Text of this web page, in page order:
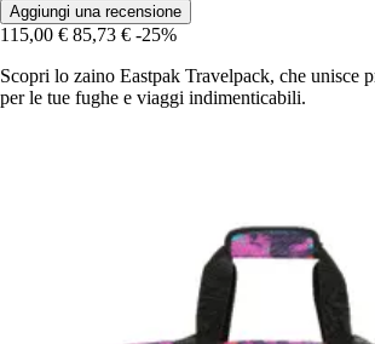
Aggiungi una recensione
115,00 € 85,73 € -25%
Scopri lo zaino Eastpak Travelpack, che unisce
per le tue fughe e viaggi indimenticabili.